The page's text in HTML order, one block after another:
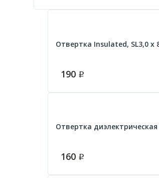
Отвертка Insulated, SL3,0
190 Р
Отвертка
160 Р